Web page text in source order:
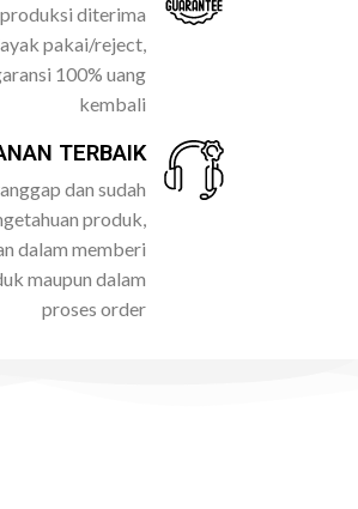
diterima
pakai/reject,
100% uang
kembali
TERBAIK
dan sudah
produk,
dalam memberi
maupun dalam
proses order